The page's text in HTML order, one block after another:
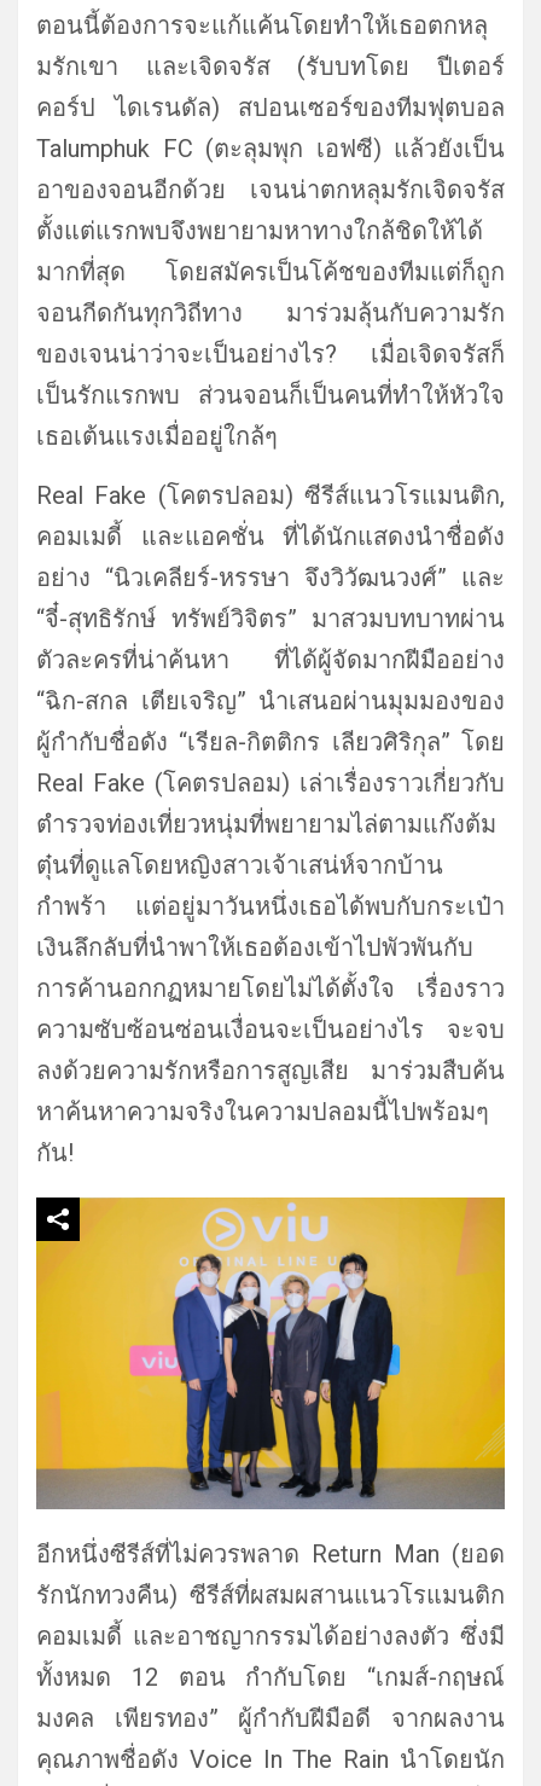
ตอนนี้ต้องการจะแก้แค้นโดยทำให้เธอตกหลุ
มรักเขา และเจิดจรัส (รับบทโดย ปีเตอร์
คอร์ป ไดเรนดัล) สปอนเซอร์ของทีมฟุตบอล
Talumphuk FC (ตะลุมพุก เอฟซี) แล้วยังเป็น
อาของจอนอีกด้วย เจนน่าตกหลุมรักเจิดจรัส
ตั้งแต่แรกพบจึงพยายามหาทางใกล้ชิดให้ได้
มากที่สุด โดยสมัครเป็นโค้ชของทีมแต่ก็ถูก
จอนกีดกันทุกวิถีทาง มาร่วมลุ้นกับความรัก
ของเจนน่าว่าจะเป็นอย่างไร? เมื่อเจิดจรัสก็
เป็นรักแรกพบ ส่วนจอนก็เป็นคนที่ทำให้หัวใจ
เธอเต้นแรงเมื่ออยู่ใกล้ๆ
Real Fake (โคตรปลอม) ซีรีส์แนวโรแมนติก,
คอมเมดี้ และแอคชั่น ที่ได้นักแสดงนำชื่อดัง
อย่าง “นิวเคลียร์-หรรษา จึงวิวัฒนวงศ์” และ
“จี๋-สุทธิรักษ์ ทรัพย์วิจิตร” มาสวมบทบาทผ่าน
ตัวละครที่น่าค้นหา ที่ได้ผู้จัดมากฝีมืออย่าง
“ฉิก-สกล เตียเจริญ” นำเสนอผ่านมุมมองของ
ผู้กำกับชื่อดัง “เรียล-กิตติกร เลียวศิริกุล” โดย
Real Fake (โคตรปลอม) เล่าเรื่องราวเกี่ยวกับ
ตำรวจท่องเที่ยวหนุ่มที่พยายามไล่ตามแก๊งต้ม
ตุ๋นที่ดูแลโดยหญิงสาวเจ้าเสน่ห์จากบ้าน
กำพร้า แต่อยู่มาวันหนึ่งเธอได้พบกับกระเป๋า
เงินลึกลับที่นำพาให้เธอต้องเข้าไปพัวพันกับ
การค้านอกกฏหมายโดยไม่ได้ตั้งใจ เรื่องราว
ความซับซ้อนซ่อนเงื่อนจะเป็นอย่างไร จะจบ
ลงด้วยความรักหรือการสูญเสีย มาร่วมสืบค้น
หาค้นหาความจริงในความปลอมนี้ไปพร้อมๆ
กัน!
อีกหนึ่งซีรีส์ที่ไม่ควรพลาด Return Man (ยอด
รักนักทวงคืน) ซีรีส์ที่ผสมผสานแนวโรแมนติก
คอมเมดี้ และอาชญากรรมได้อย่างลงตัว ซึ่งมี
ทั้งหมด 12 ตอน กำกับโดย “เกมส์-กฤษณ์
มงคล เพียรทอง” ผู้กำกับฝีมือดี จากผลงาน
คุณภาพชื่อดัง Voice In The Rain นำโดยนัก